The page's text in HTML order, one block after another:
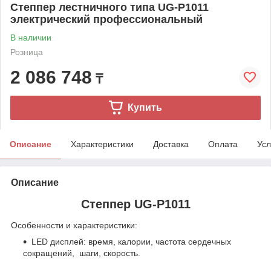
Степпер лестничного типа UG-P1011
электрический профессиональный
В наличии
Розница
2 086 748 ₸
Купить
Описание Характеристики Доставка Оплата
Описание
Степпер UG-P1011
Особенности и характеристики:
LED дисплей: время, калории, частота сердечных
сокращений, шаги, скорость.